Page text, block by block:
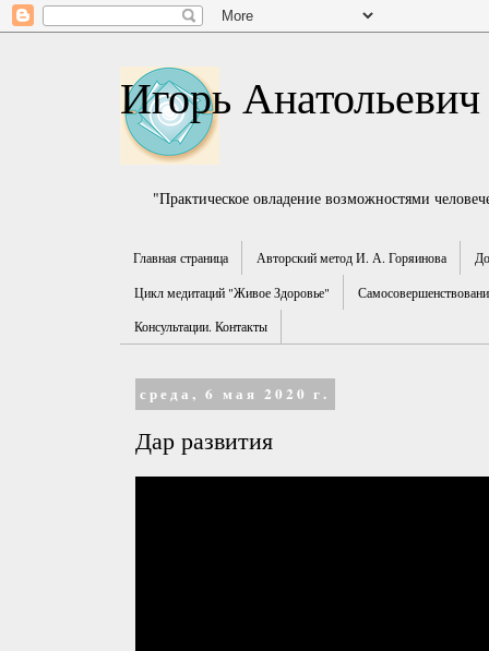
Игорь
"Практическое овладение возможностями
Главная страница Авторский метод И. А. Горяинова
Цикл медитаций "Живое Здоровье"
Консультации. Контакты
среда, 6 мая 2020 г.
Дар развития